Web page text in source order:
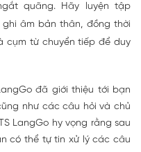
quãng. Hãy luyện tập
âm bản thân, đồng thời
cụm từ chuyển tiếp để duy
đã giới thiệu tới bạn
như các câu hỏi và chủ
LangGo hy vọng rằng sau
có thể tự tin xử lý các câu